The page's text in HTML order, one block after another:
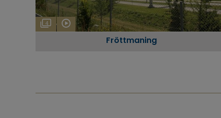
4
Fröttmaning